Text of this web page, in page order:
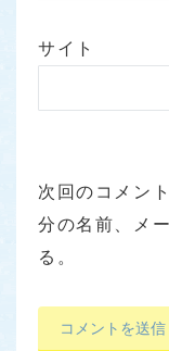
サイト
次回のコメン
分の名前、メ
る。